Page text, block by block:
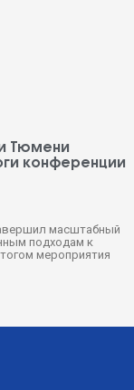
Тюмени
конференции
масштабный
подходам к
мероприятия